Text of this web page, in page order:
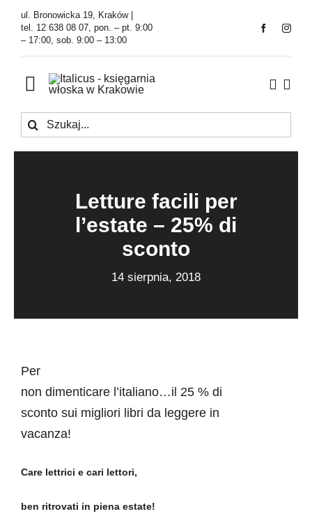
Przejdź
zawartości
ul. Bronowicka 19, Kraków |
tel. 12 638 08 07, pon. – pt. 9:00
– 17:00, sob. 9:00 – 13:00
Toggle
Navigation
Księgarnia
Tłumaczenia
Newsletter
Szukaj
Letture facili per
l’estate – 25% di
sconto
14 sierpnia, 2018
Per
non dimenticare l’italiano…il 25 % di
sconto sui migliori libri da leggere in
vacanza!
Care lettrici e cari lettori,
ben ritrovati in piena estate!